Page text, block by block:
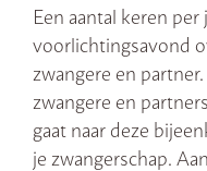
Een aantal keren
voorlichtingsavond
zwangere en
zwangere en
gaat naar deze
je zwangerschap.